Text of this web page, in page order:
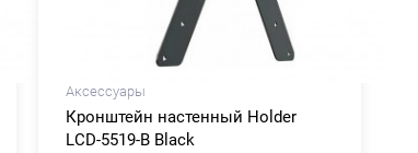
Аксессуары
Кронштейн настенный Holder
LCD-5519-B Black